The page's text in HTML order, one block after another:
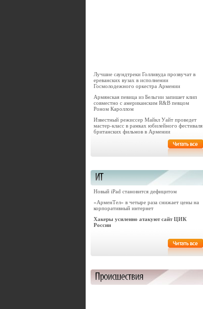
Лучшие саундтреки Голливуда прозвучат в
ереванских вузах в исполнении
Госмолодежного оркестра Армении
Армянская певица из Бельгии запишет клип
совместно с американским R&B певцом
Роном Кароллом
Известный режиссер Майкл Уайт проведет
мастер-класс в рамках юбилейного фестиваля
британских фильмов в Армении
Новый iPad становится дефицитом
«АрменТел» в четыре раза снижает цены на
корпоративный интернет
Хакеры усиленно атакуют сайт ЦИК
России